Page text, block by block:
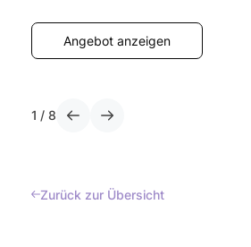
Angebot anzeigen
1 / 8
Zurück zur Übersicht